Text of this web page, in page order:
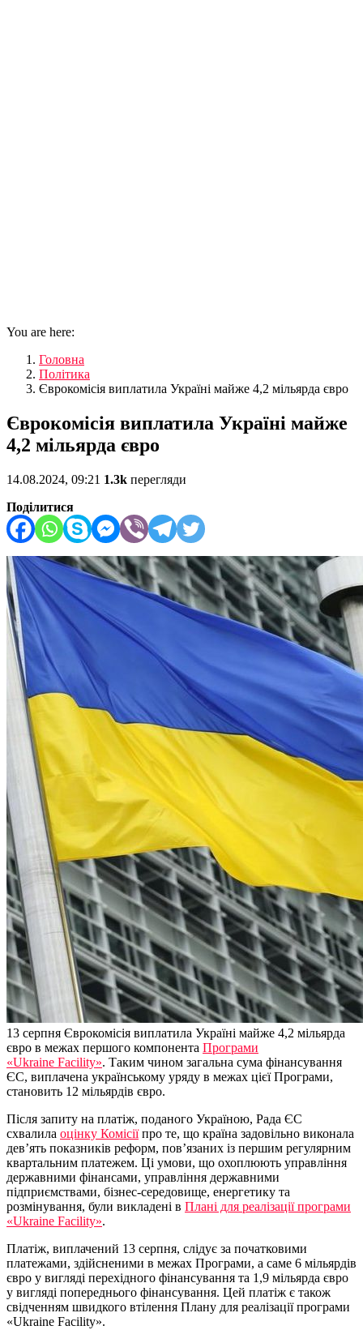
You are here:
Головна
Політика
Єврокомісія виплатила Україні майже 4,2 мільярда євро
Єврокомісія виплатила Україні майже
4,2 мільярда євро
14.08.2024, 09:21 1.3k перегляди
Поділитися
13 серпня Єврокомісія виплатила Україні майже 4,2 мільярда
євро в межах першого компонента Програми
«Ukraine Facility». Таким чином загальна сума фінансування
ЄС, виплачена українському уряду в межах цієї Програми,
становить 12 мільярдів євро.
Після запиту на платіж, поданого Україною, Рада ЄС
схвалила оцінку Комісіїпро те, що країна задовільно виконала
дев’ять показників реформ, пов’язаних із першим регулярним
квартальним платежем. Ці умови, що охоплюють управління
державними фінансами, управління державними
підприємствами, бізнес-середовище, енергетику та
розмінування, були викладені в Плані для реалізації програми
«Ukraine Facilitу».
Платіж, виплачений 13 серпня, слідує за початковими
платежами, здійсненими в межах Програми, а саме 6 мільярдів
євро у вигляді перехідного фінансування та 1,9 мільярда євро
у вигляді попереднього фінансування. Цей платіж є також
свідченням швидкого втілення Плану для реалізації програми
«Ukraine Facilitу».